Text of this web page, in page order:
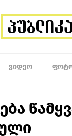
ᲕᲘᲓᲔᲝ